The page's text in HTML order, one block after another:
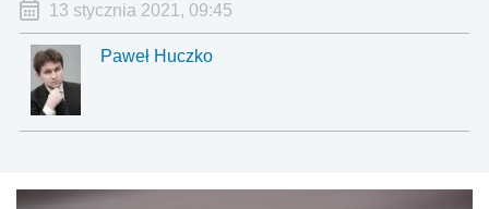
13 stycznia 2021, 09:45
Paweł Huczko